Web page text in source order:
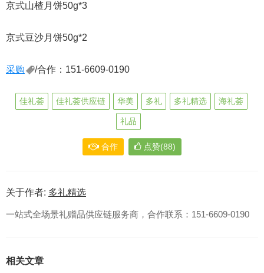
京式山楂月饼50g*3
京式豆沙月饼50g*2
采购 /合作：151-6609-0190
佳礼荟 佳礼荟供应链 华美 多礼 多礼精选 海礼荟
礼品
合作 点赞(88)
关于作者: 多礼精选
一站式全场景礼赠品供应链服务商，合作联系：151-6609-0190
相关文章